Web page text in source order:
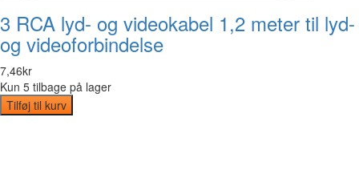
3 RCA lyd- og videokabel 1,2 meter til lyd-
og videoforbindelse
7,46kr
Kun 5 tilbage på lager
Tilføj til kurv